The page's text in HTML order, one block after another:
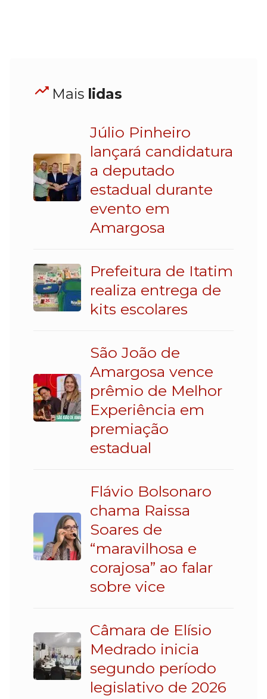
Mais lidas
Júlio Pinheiro
lançará candidatura
a deputado
estadual durante
evento em
Amargosa
Prefeitura de Itatim
realiza entrega de
kits escolares
São João de
Amargosa vence
prêmio de Melhor
Experiência em
premiação
estadual
Flávio Bolsonaro
chama Raissa
Soares de
“maravilhosa e
corajosa” ao falar
sobre vice
Câmara de Elísio
Medrado inicia
segundo período
legislativo de 2026